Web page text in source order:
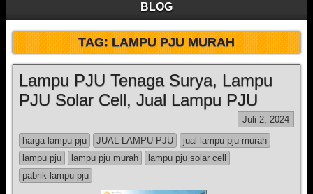
BLOG
TAG:LAMPU PJU MURAH
Lampu PJU Tenaga Surya, Lampu
PJU Solar Cell, Jual Lampu PJU
Juli 2, 2024
harga lampu pju
JUAL LAMPU PJU
jual lampu pju murah
lampu pju
lampu pju murah
lampu pju solar cell
pabrik lampu pju